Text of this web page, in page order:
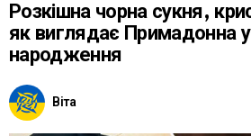
Розкішна чорна сукня,
як виглядає Примадонна
народження
Віта